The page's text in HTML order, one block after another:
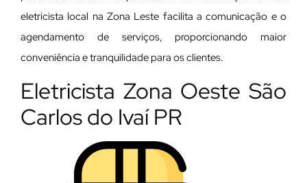
eletricista local na Zona Leste facilita a comunicação e o
agendamento de serviços, proporcionando maior
conveniência e tranquilidade para os clientes.
Eletricista Zona Oeste São
Carlos do Ivaí PR